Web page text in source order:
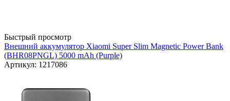
Быстрый просмотр
Внешний аккумулятор Xiaomi Super Slim Magnetic Power Bank
(BHR08PNGL) 5000 mAh (Purple)
Артикул: 1217086